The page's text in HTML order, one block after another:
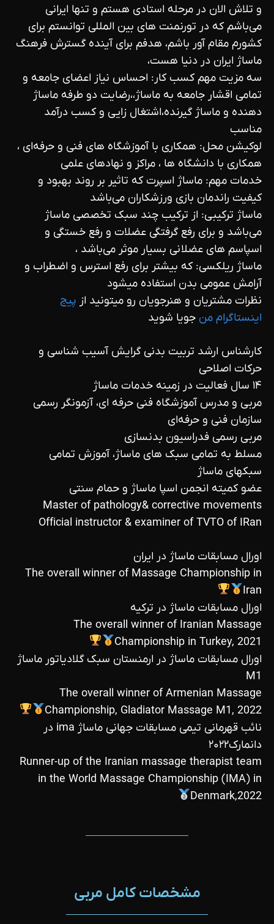
و تلاش الان در مرحله استادی هستم و تنها ایرانی
می‌باشم که در تورنمنت های بین المللی توانستم برای
کشورم مقام آور باشم، هدفم برای آینده گسترش فرهنگ
ماساژ ایران در دنیا هست،
سه مزیت مهم کسب کار: احساس نیاز اعضای جامعه و
تمامی اقشار جامعه به ماساژ،،رضایت دو طرفه ماساژ
دهنده و ماساژ گیرنده،اشتغال زایی و کسب درآمد
مناسب
لوکیشن محل: همکاری با آموزشگاه های فنی و حرفه‌ای ،
همکاری با دانشگاه ها ، مراکز و نهادهای علمی
خدمات مهم: ماساژ اسپرت که تاثیر بر روند بهبود و
کیفیت راندمان بازی ورزشکاران می‌باشد
ماساژ ترکیبی: از ترکیب چند سبک تخصصی ماساژ
می‌باشد و برای رفع گرفتگی عضلات و رفع خستگی و
اسپاسم های عضلانی بسیار موثر می‌باشد ،
ماساژ ریلکسی: که بیشتر برای رفع استرس و اضطراب و
آرامش عمومی بدن استفاده میشود
نظرات مشتریان و هنرجویان رو میتونید از پیج
اینستاگرام من جویا شوید
کارشناس ارشد تربیت بدنی گرایش آسیب شناسی و
حرکات اصلاحی
۱۴ سال فعالیت در زمینه خدمات ماساژ
مربی و مدرس آموزشگاه فنی حرفه ای، آزمونگر رسمی
سازمان فنی و حرفه‌ای
مربی رسمی فدراسیون بدنسازی
مسلط به تمامی سبک های ماساژ، آموزش تمامی
سبکهای ماساژ
عضو کمیته انجمن اسپا ماساژ و حمام سنتی
Master of pathology& corrective movements
Official instructor & examiner of TVTO of IRan
اورال مسابقات ماساژ در ایران
The overall winner of Massage Championship in
Iran
اورال مسابقات ماساژ در ترکیه
The overall winner of Iranian Massage
Championship in Turkey, 2021
اورال مسابقات ماساژ در ارمنستان سبک گلادیاتور ماساژ
M1
The overall winner of Armenian Massage
Championship, Gladiator Massage M1, 2022
نائب قهرمانی تیمی مسابقات جهانی ماساژ ima در
دانمارک۲۰۲۲
Runner-up of the Iranian massage therapist team
in the World Massage Championship (IMA) in
Denmark,2022
مشخصات کامل مربی